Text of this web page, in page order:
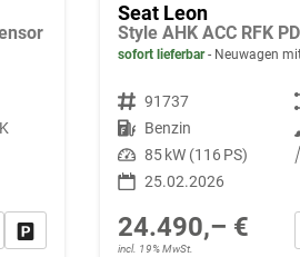
Fahrzeug parken
Seat Leon
Style AHK ACC RFK
sofort lieferbar Neuwagen
Fahrzeugnr. 91737
Kraftstoff Benzin
Leistung 85 kW (116 PS)
25.02.2026
24.490,– €
incl. 19% MwSt.